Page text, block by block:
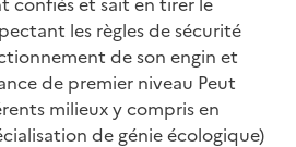
les règles de sécurité
de son engin et
de premier niveau Peut
milieux y compris en
de génie écologique)